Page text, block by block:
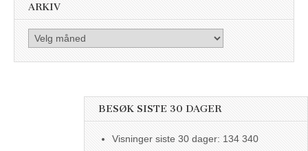
ARKIV
Arkiv
BESØK SISTE 30 DAGER
Visninger siste 30 dager: 134 340